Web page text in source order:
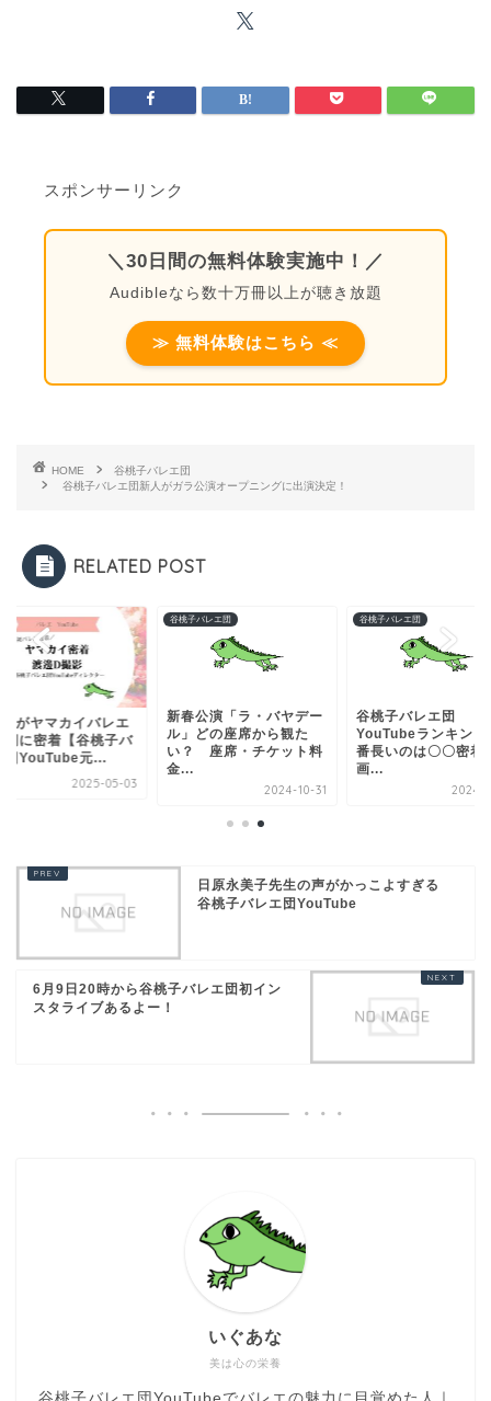
スポンサーリンク
＼30日間の無料体験実施中！／
Audibleなら数十万冊以上が聴き放題
≫ 無料体験はこちら ≪
HOME
谷桃子バレエ団
谷桃子バレエ団新人がガラ公演オープニングに出演決定！
RELATED POST
Dがヤマカイバレエ
側に密着【谷桃子バ
団YouTube元...
2025-05-03
谷桃子バレエ団
新春公演「ラ・バヤデー
ル」どの座席から観た
い？ 座席・チケット料
金...
2024-10-31
谷桃子バレエ団
谷桃子バレエ団
YouTubeランキン
番長いのは〇〇密着
画...
2024-
日原永美子先生の声がかっこよすぎる
谷桃子バレエ団YouTube
6月9日20時から谷桃子バレエ団初イン
スタライブあるよー！
美は心の栄養
いぐあな